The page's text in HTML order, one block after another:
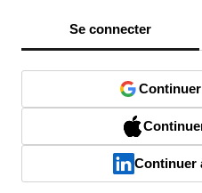
Se connecter
Continuer